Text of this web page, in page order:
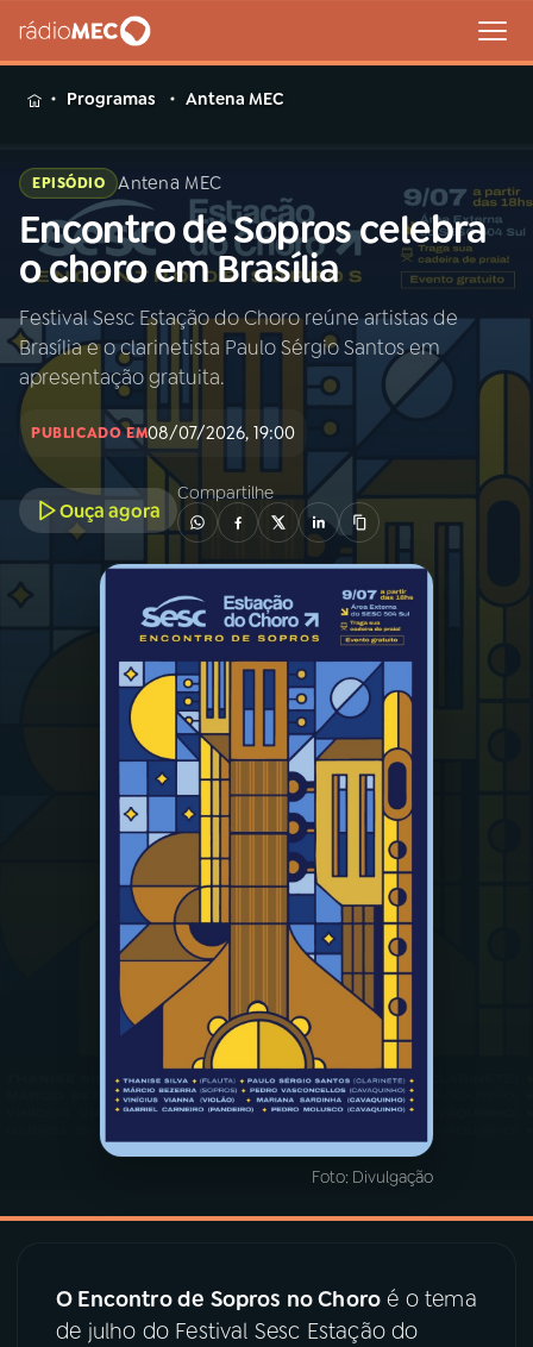
MENU
Buscar
na
Rádio
MEC
Buscar
Início AO VIVO
01INÍCIO
02A RÁDIO
PROGRAMAÇÃO
PROGRAMAS
PODCASTS
VIDEOCASTS
ÚLTIMAS
PRÊMIO RÁDIO MEC
ACOMPANHE A RÁDIO MEC
YouTube Facebook
Programas Antena MEC
EPISÓDIO Antena MEC
Encontro de Sopros celebra
o choro em Brasília
Festival Sesc Estação do Choro reúne artistas de
Brasília e o clarinetista Paulo Sérgio Santos em
apresentação gratuita.
PUBLICADO EM08/07/2026, 19:00
Ouça agora
Compartilhe
Foto: Divulgação
O Encontro de Sopros no Choro é o tema
de julho do Festival Sesc Estação do